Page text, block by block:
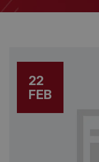
22
FEB